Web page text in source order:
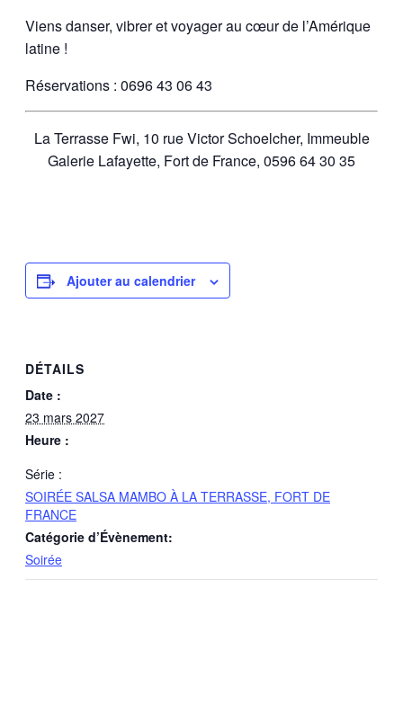
Viens danser, vibrer et voyager au cœur de l’Amérique
latine !
Réservations : 0696 43 06 43
La Terrasse Fwi, 10 rue Victor Schoelcher, Immeuble
Galerie Lafayette, Fort de France, 0596 64 30 35
Ajouter au calendrier
DÉTAILS
Date :
23 mars 2027
Heure :
Série :
SOIRÉE SALSA MAMBO À LA TERRASSE, FORT DE
FRANCE
Catégorie d’Évènement:
Soirée